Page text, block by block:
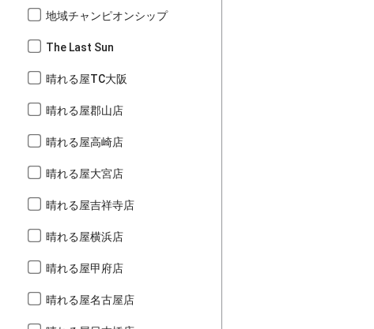
地域チャンピオンシップ
The Last Sun
晴れる屋TC大阪
晴れる屋郡山店
晴れる屋高崎店
晴れる屋大宮店
晴れる屋吉祥寺店
晴れる屋横浜店
晴れる屋甲府店
晴れる屋名古屋店